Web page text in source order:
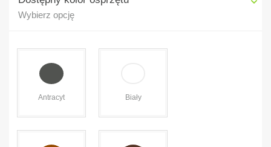
Wybierz opcję
Antracyt Biały